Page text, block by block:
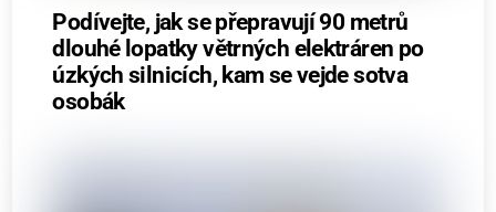
Podívejte, jak se přepravují 90 metrů
dlouhé lopatky větrných elektráren po
úzkých silnicích, kam se vejde sotva
osobák